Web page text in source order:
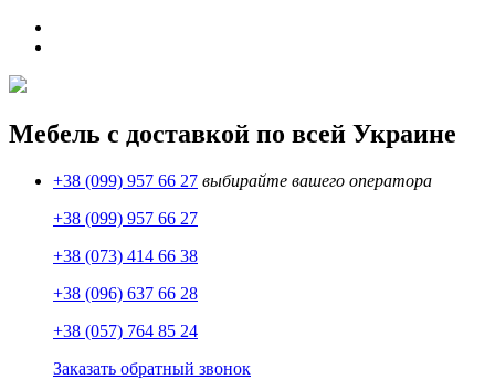
Мебель с доставкой по всей Украине
+38 (099) 957 66 27 выбирайте вашего оператора
+38 (099) 957 66 27
+38 (073) 414 66 38
+38 (096) 637 66 28
+38 (057) 764 85 24
Заказать обратный звонок